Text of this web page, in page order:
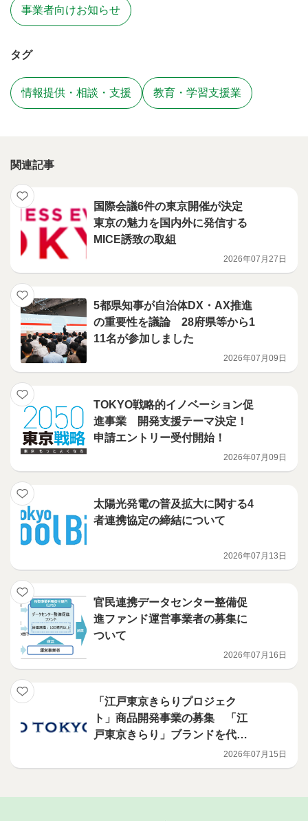
事業者向けお知らせ
タグ
情報提供・相談・支援 教育・学習支援業
関連記事
国際会議6件の東京開催が決定
東京の魅力を国内外に発信する
MICE誘致の取組
2026年07月27日
5都県知事が自治体DX・AX推進
の重要性を議論 28府県等から1
11名が参加しました
2026年07月09日
TOKYO戦略的イノベーション促
進事業 開発支援テーマ決定！
申請エントリー受付開始！
2026年07月09日
太陽光発電の普及拡大に関する4
者連携協定の締結について
2026年07月13日
官民連携データセンター整備促
進ファンド運営事業者の募集に
ついて
2026年07月16日
「江戸東京きらりプロジェク
ト」商品開発事業の募集 「江
戸東京きらり」ブランドを代表
する商品の開発を行う意欲ある
事業者を募集します！
2026年07月15日